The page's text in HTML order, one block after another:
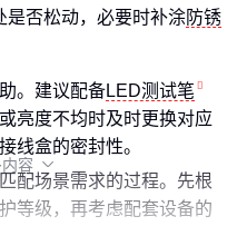
是否松动，必要时补涂防锈
。建议配备LED测试笔
亮度不均时及时更换对应
线盒的密封性。
配场景需求的过程。先根
等级，再考虑配套设备的
容 